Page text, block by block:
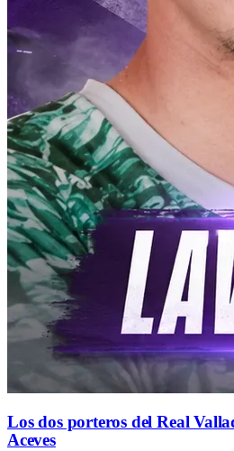
Los dos porteros del Real
Aceves